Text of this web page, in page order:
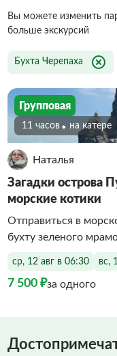
Вы можете изменить
больше экскурсий
Бухта Черепаха
Групповая
11 часов На катере
Наталья
Загадки острова
морские котики
Отправиться в
бухту зеленого
ср, 12 авг в 06:30 вс,
7 500 ₽за одного